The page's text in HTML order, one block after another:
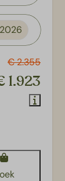
€ 2.355
1.923